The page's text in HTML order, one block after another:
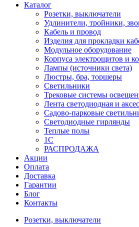
Каталог
Розетки, выключатели
Удлинители, тройники,
Кабель и провод
Изделия для прокладки
Модульное оборудование
Корпуса электрощитов и
Лампы (источники света)
Люстры, бра, торшеры
Светильники
Трековые системы
Лента светодиодная и
Садово-парковые
Светодиодные гирлянды
Теплые полы
1С
РАСПРОДАЖА
Акции
Оплата
Доставка
Гарантии
Блог
Контакты
Розетки, выключатели